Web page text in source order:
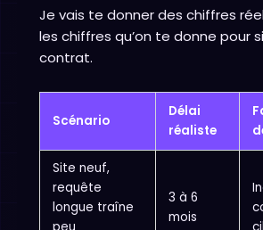
Je vais te donner des chiffres
les chiffres qu’on te donne pour
contrat.
Scénario
Délai
réaliste
Site neuf,
requête
longue traîne
3 à 6
mois